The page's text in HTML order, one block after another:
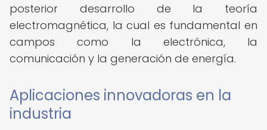
posterior desarrollo de la teoría
electromagnética, la cual es fundamental en
campos como la electrónica, la
comunicación y la generación de energía.
Aplicaciones innovadoras en la
industria